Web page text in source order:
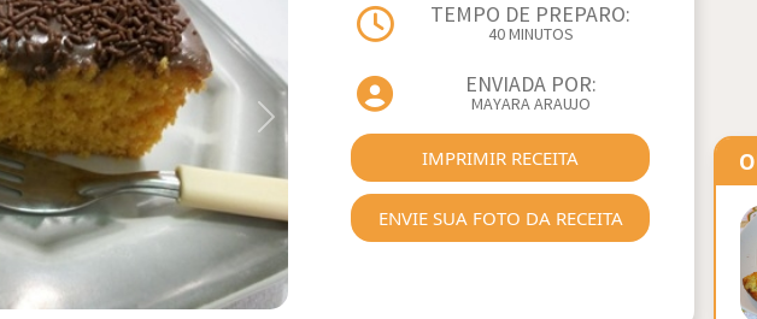
Next
TEMPO DE PREPARO:
40 MINUTOS
ENVIADA POR:
MAYARA ARAUJO
IMPRIMIR RECEITA
ENVIE SUA FOTO DA RECEITA